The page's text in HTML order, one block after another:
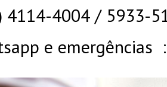
4114-4004 / 5933-
e emergências